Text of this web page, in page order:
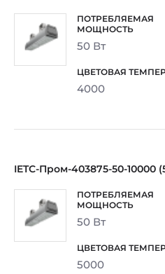
50 Вт
4000
IETC-Пром-403875-50-10000
50 Вт
5000